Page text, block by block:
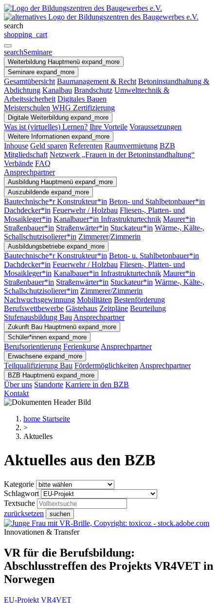
search
shopping_cart
searchSeminare
Weiterbildung Hauptmenü expand_more
Seminare expand_more
Gesamtübersicht Baumanagement & Recht Betoninstandhaltung &
Abdichtung Kanalbau Brandschutz Umwelttechnik &
Arbeitssicherheit Digitales Bauen
Meisterschulen WHG Zertifizierung
Digitale Weiterbildung expand_more
Was ist (virtuelles) Lernen? Ihre Vorteile Voraussetzungen
Weitere Informationen expand_more
Inhouse Geld sparen Referenten Raumvermietung BZB
Mitgliedschaft Netzwerk „Frauen in der Betoninstandhaltung“
Verbände FAQ
Ansprechpartner
Ausbildung Hauptmenü expand_more
Auszubildende expand_more
Bautechnische*r Konstrukteur*in Beton- und Stahlbetonbauer*in
Dachdecker*in Feuerwehr / Holzbau Fliesen-, Platten- und
Mosaikleger*in Kanalbauer*in Infrastrukturtechnik Maurer*in
Straßenbauer*in Straßenwärter*in Stuckateur*in Wärme-, Kälte-,
Schallschutzisolierer*in Zimmerer/Zimmerin
Ausbildungsbetriebe expand_more
Bautechnische*r Konstrukteur*in Beton- u. Stahlbetonbauer*in
Dachdecker*in Feuerwehr / Holzbau Fliesen-, Platten- und
Mosaikleger*in Kanalbauer*in Infrastrukturtechnik Maurer*in
Straßenbauer*in Straßenwärter*in Stuckateur*in Wärme-, Kälte-,
Schallschutzisolierer*im Zimmerer/Zimmerin
Nachwuchsgewinnung Mobilitäten Bestenförderung
Berufswettbewerbe Gästehaus Zeitpläne Beurteilung
Stufenausbildung Bau Ansprechpartner
Zukunft Bau Hauptmenü expand_more
Schüler*innen expand_more
Berufsorientierung Ferienkurse Ansprechpartner
Erwachsene expand_more
Teilqualifizierung Bau Fördermöglichkeiten Ansprechpartner
BZB Hauptmenü expand_more
Über uns Standorte Karriere in den BZB
Kontakt
home Startseite
>
Aktuelles
Aktuelles aus den BZB
Kategorie
Schlagwort
Textsuche
zurücksetzen
suchen
Innovationen & Transfer
VR für die Berufsbildung:
Abschlusstreffen des Projekts VR4VET in
Norwegen
EU-Projekt VR4VET